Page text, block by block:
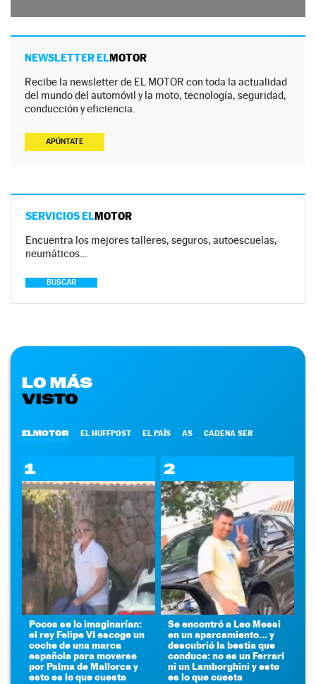
NEWSLETTER ELMOTOR
Recibe la newsletter de EL MOTOR con toda la actualidad
del mundo del automóvil y la moto, tecnología, seguridad,
conducción y eficiencia.
APÚNTATE
SERVICIOS ELMOTOR
Encuentra los mejores talleres, seguros, autoescuelas,
neumáticos…
BUSCAR
LO MÁS
VISTO
ELMOTOR EL HUFFPOST EL PAÍS AS CADENA SER
1
Pocos se lo imaginarían:
el rey Felipe VI escoge un
coche de una marca
española para moverse
por Palma de Mallorca y
esto es lo que cuesta
2
Se encontró a Leo Messi
en un aparcamiento... y
descubrió la bestia que
conduce: no es un Ferrari
ni un Lamborghini y esto
es lo que cuesta